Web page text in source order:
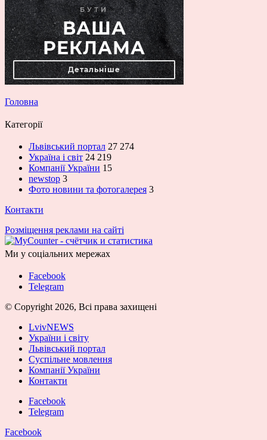
Головна
Категорії
Львівський портал 27 274
Україна і світ 24 219
Компанії України 15
newstop 3
Фото новини та фотогалерея 3
Контакти
Розміщення реклами на сайті
Ми у соціальних мережах
Facebook
Telegram
© Copyright 2026, Всі права захищені
LvivNEWS
України і світу
Львівський портал
Суспільне мовлення
Компанії України
Контакти
Facebook
Telegram
Facebook